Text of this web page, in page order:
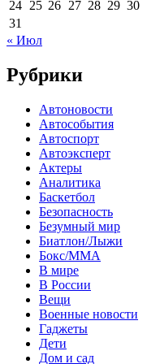
24 25 26 27 28 29 30
31
« Июл
Рубрики
Автоновости
Автособытия
Автоспорт
Автоэксперт
Актеры
Аналитика
Баскетбол
Безопасность
Безумный мир
Биатлон/Лыжи
Бокс/MMA
В мире
В России
Вещи
Военные новости
Гаджеты
Дети
Дом и сад